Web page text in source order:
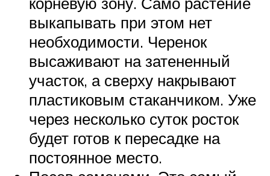
выкапывать при этом нет
необходимости. Черенок
высаживают на затененный
участок, а сверху накрывают
пластиковым стаканчиком. Уже
через несколько суток росток
будет готов к пересадке на
постоянное место.